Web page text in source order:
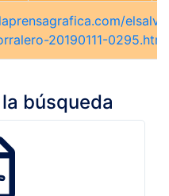
20190111-0295.html
búsqueda